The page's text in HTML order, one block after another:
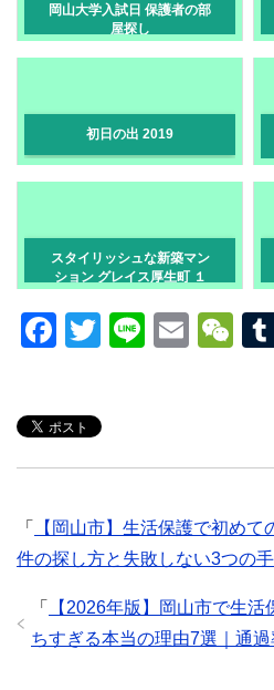
岡山大学入試日 保護者の部
屋探し
初日の出 2019
スタイリッシュな新築マン
ション グレイス厚生町 １
F
e
b
o
k
T
er
Li
E
W
at
「
【岡山市】生活保護で初め
件の探し方と失敗しない3つの
「
【2026年版】岡山市で生
ちすぎる本当の理由7選｜通